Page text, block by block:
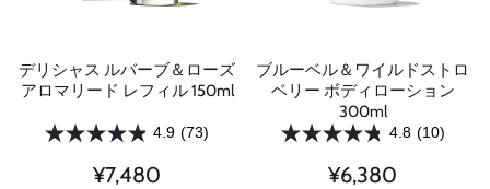
デリシャス ルバーブ＆ローズ
アロマリード レフィル 150ml
4.9 (73)
¥7,480
ブルーベル＆ワイルドストロ
ベリー ボディローション
300ml
4.8 (10)
¥6,380